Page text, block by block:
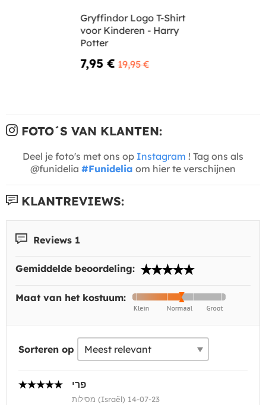
Gryffindor Logo T-Shirt
voor Kinderen - Harry
Potter
7,95 € 19,95 €
FOTO´S VAN KLANTEN:
Deel je foto's met ons op Instagram ! Tag ons als
@funidelia #Funidelia om hier te verschijnen
KLANTREVIEWS:
Reviews 1
Gemiddelde beoordeling:
Maat van het kostuum:
Sorteren op
פרי
מסילות (Israël) 14-07-23